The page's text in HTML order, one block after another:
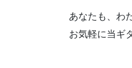
あなたも、わ
お気軽に当ギ